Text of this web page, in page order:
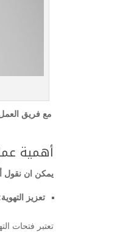
مع فريق
أهمية
يمكن ان نقول
تعزيز
تعتبر فتحات